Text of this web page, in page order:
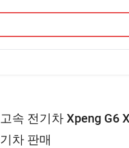
고속 전기차 Xpeng G6
기차 판매